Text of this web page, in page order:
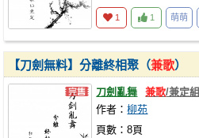
1 1 萌萌
【刀劍無料】分離終相聚（兼歌）
刀劍亂舞 兼歌/兼定組
作者：柳苑
頁數：8頁